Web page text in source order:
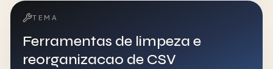
TEMA
Ferramentas de limpeza e
reorganizacao de CSV